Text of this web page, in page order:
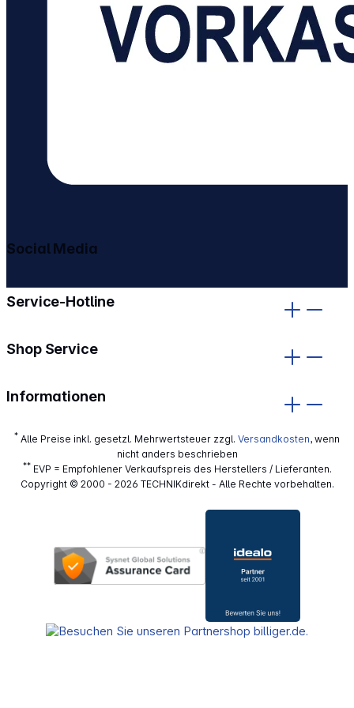
Service-Hotline
Shop Service
Informationen
Social Media
* Alle Preise inkl. gesetzl. Mehrwertsteuer zzgl. Versandkosten, wenn
nicht anders beschrieben
**EVP = Empfohlener Verkaufspreis des Herstellers / Lieferanten.
Copyright © 2000 - 2026 TECHNIKdirekt - Alle Rechte vorbehalten.